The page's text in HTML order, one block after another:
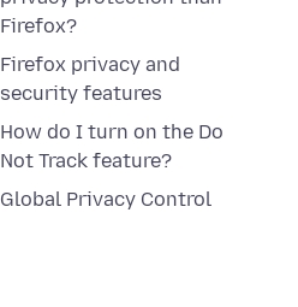
Firefox?
Firefox privacy and
security features
How do I turn on the Do
Not Track feature?
Global Privacy Control